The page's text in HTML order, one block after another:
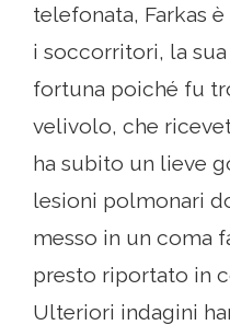
telefonata, Farkas
i soccorritori, la
fortuna poiché fu
velivolo, che
ha subito un lieve
lesioni polmonari
messo in un coma
presto riportato in
Ulteriori indagini